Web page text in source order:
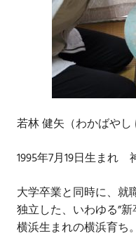
若林 健矢（わかばやし
1995年7月19日生まれ
大学卒業と同時に、就
独立した、いわゆる”新
横浜生まれの横浜育ち。